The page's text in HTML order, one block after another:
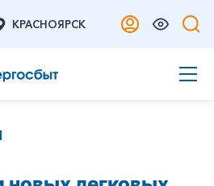
КРАСНОЯРСК